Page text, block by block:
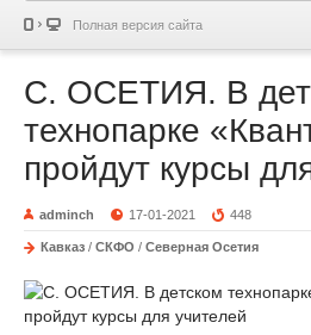
Полная версия сайта
С. ОСЕТИЯ. В
технопарке
пройдут курсы
adminch 17-01-2021 448
Кавказ / СКФО / Северная Осетия